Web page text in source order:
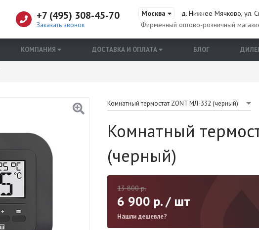
+7 (495) 308-45-70
Заказать звонок
Москва
д. Нижнее Мячково, ул.
Фирменный оптово-розничный
КОМПАНИЯ ДОСТАВКА И ОПЛАТА БЛОГ
Комнатный термостат ZONT МЛ-332 (черный)
Комнатный
(черный)
13 800р.
6 900 р. / шт
Нашли дешевле?